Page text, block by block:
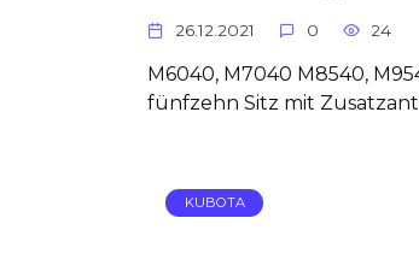
26.12.2021 0 24
M6040, M7040 M8540,
fünfzehn Sitz mit
KUBOTA